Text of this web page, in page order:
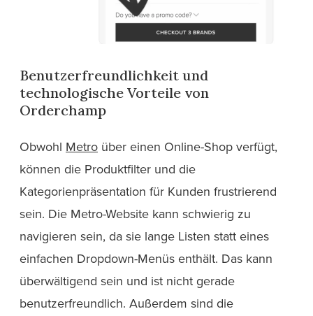
Benutzerfreundlichkeit und
technologische Vorteile von
Orderchamp
Obwohl Metro über einen Online-Shop verfügt,
können die Produktfilter und die
Kategorienpräsentation für Kunden frustrierend
sein. Die Metro-Website kann schwierig zu
navigieren sein, da sie lange Listen statt eines
einfachen Dropdown-Menüs enthält. Das kann
überwältigend sein und ist nicht gerade
benutzerfreundlich. Außerdem sind die